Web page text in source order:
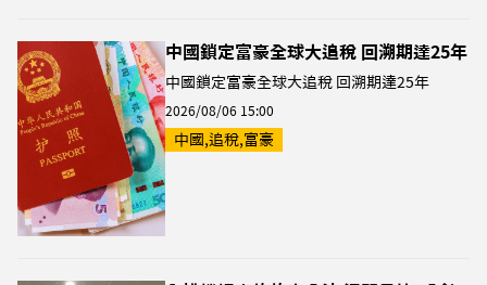
中國鎖定富豪全球大追稅 回溯期達25年
中國鎖定富豪全球大追稅 回溯期達25年
2026/08/06 15:00
中國,追稅,富豪